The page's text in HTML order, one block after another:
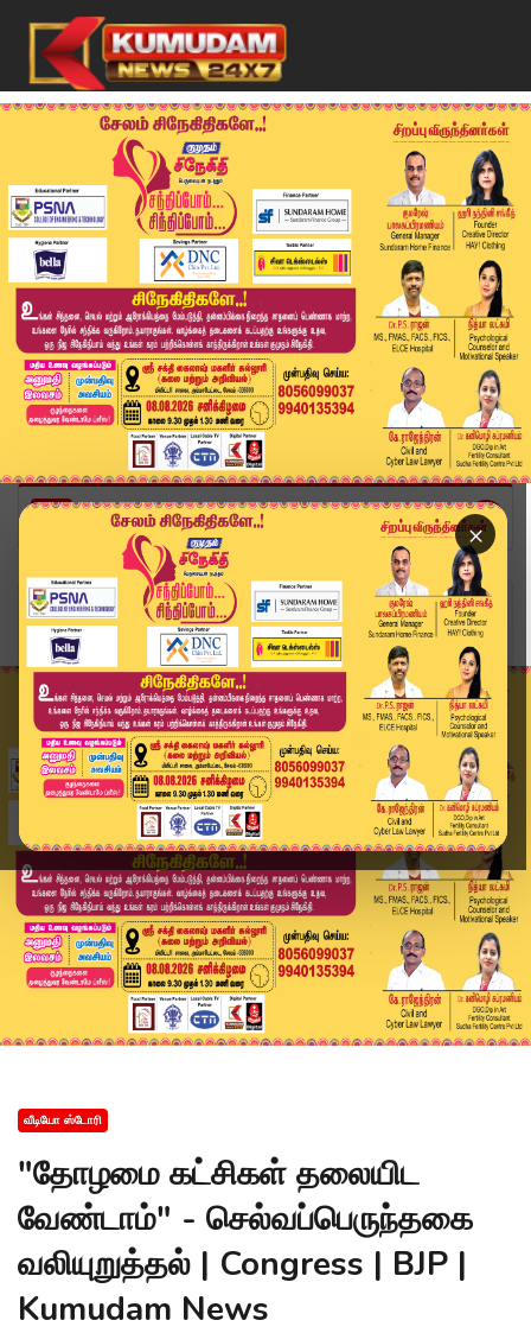
×
Home
வீடியோ ஸ்டோரி
"தோழமை கட்சிகள் தலையிட வேண்டாம்" - செல்வப்பெருந...
வீடியோ ஸ்டோரி
"தோழமை கட்சிகள் தலையிட
வேண்டாம்" - செல்வப்பெருந்தகை
வலியுறுத்தல் | Congress | BJP |
Kumudam News